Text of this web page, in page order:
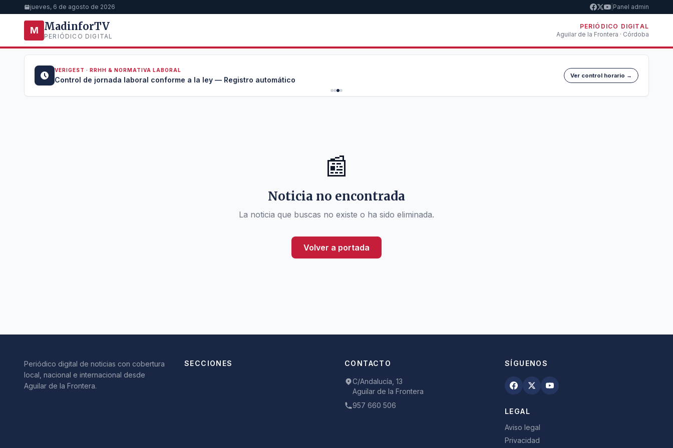
jueves, 6 de agosto de 2026 Panel admin
M MadinforTV
PERIÓDICO DIGITAL
PERIÓDICO DIGITAL
Aguilar de la Frontera · Córdoba
VERIGEST · RRHH & NORMATIVA LABORAL
Control de jornada laboral conforme a la ley — Registro automático Ver control horario →
📰
Noticia no encontrada
La noticia que buscas no existe o ha sido eliminada.
Volver a portada
Periódico digital de noticias con cobertura
local, nacional e internacional desde
Aguilar de la Frontera.
SECCIONES CONTACTO
C/Andalucía, 13
Aguilar de la Frontera
957 660 506
SÍGUENOS
LEGAL
Aviso legal
Privacidad